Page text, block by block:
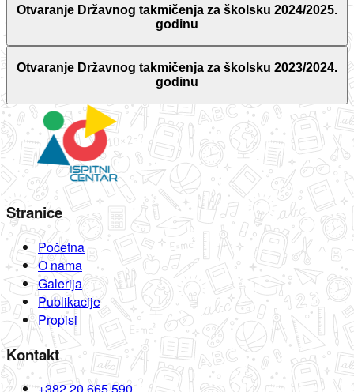
Otvaranje Državnog takmičenja za školsku 2024/2025.
godinu
Otvaranje Državnog takmičenja za školsku 2023/2024.
godinu
Stranice
Početna
O nama
Galerija
Publikacije
Propisi
Kontakt